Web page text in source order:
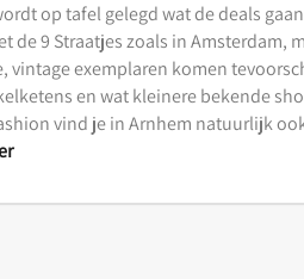
op tafel gelegd wat de deals
de 9 Straatjes zoals in
exemplaren komen
en wat kleinere bekende
vind je in Arnhem natuurlijk